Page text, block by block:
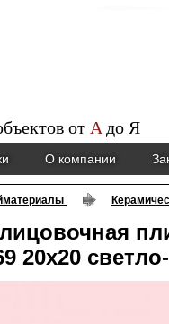
от Aдо Я
О компании
20х20